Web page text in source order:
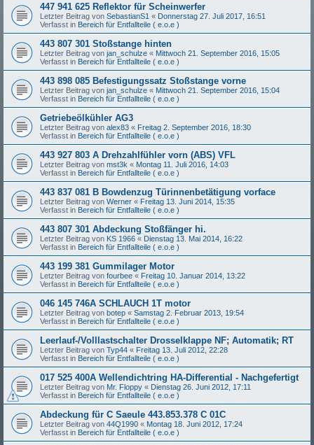
447 941 625 Reflektor für Scheinwerfer
Letzter Beitrag von SebastianS1 « Donnerstag 27. Juli 2017, 16:51
Verfasst in Bereich für Entfallteile ( e.o.e )
443 807 301 Stoßstange hinten
Letzter Beitrag von jan_schulze « Mittwoch 21. September 2016, 15:05
Verfasst in Bereich für Entfallteile ( e.o.e )
443 898 085 Befestigungssatz Stoßstange vorne
Letzter Beitrag von jan_schulze « Mittwoch 21. September 2016, 15:04
Verfasst in Bereich für Entfallteile ( e.o.e )
Getriebeölkühler AG3
Letzter Beitrag von alex83 « Freitag 2. September 2016, 18:30
Verfasst in Bereich für Entfallteile ( e.o.e )
443 927 803 A Drehzahlfühler vorn (ABS) VFL
Letzter Beitrag von mst3k « Montag 11. Juli 2016, 14:03
Verfasst in Bereich für Entfallteile ( e.o.e )
443 837 081 B Bowdenzug Türinnenbetätigung vorface
Letzter Beitrag von Werner « Freitag 13. Juni 2014, 15:35
Verfasst in Bereich für Entfallteile ( e.o.e )
443 807 301 Abdeckung Stoßfänger hi.
Letzter Beitrag von KS 1966 « Dienstag 13. Mai 2014, 16:22
Verfasst in Bereich für Entfallteile ( e.o.e )
443 199 381 Gummilager Motor
Letzter Beitrag von fourbee « Freitag 10. Januar 2014, 13:22
Verfasst in Bereich für Entfallteile ( e.o.e )
046 145 746A SCHLAUCH 1T motor
Letzter Beitrag von botep « Samstag 2. Februar 2013, 19:54
Verfasst in Bereich für Entfallteile ( e.o.e )
Leerlauf-/Volllastschalter Drosselklappe NF; Automatik; RT
Letzter Beitrag von Typ44 « Freitag 13. Juli 2012, 22:28
Verfasst in Bereich für Entfallteile ( e.o.e )
017 525 400A Wellendichtring HA-Differential - Nachgefertigt
Letzter Beitrag von Mr. Floppy « Dienstag 26. Juni 2012, 17:11
Verfasst in Bereich für Entfallteile ( e.o.e )
Abdeckung für C Saeule 443.853.378 C 01C
Letzter Beitrag von 44Q1990 « Montag 18. Juni 2012, 17:24
Verfasst in Bereich für Entfallteile ( e.o.e )